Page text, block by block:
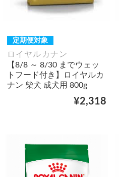
定期便対象
ロイヤルカナン
【8/8 ～ 8/30 までウェッ
トフード付き】ロイヤルカ
ナン 柴犬 成犬用 800g
¥2,318